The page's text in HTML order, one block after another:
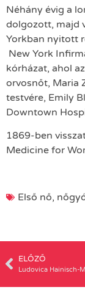
Néhány évig a
dolgozott, majd
Yorkban nyitott
New York
kórházat, ahol
orvosnőt, Maria
testvére, Emily
Downtown
1869-ben
Medicine for
Első nő,
ELŐZŐ
Ludovica Hainisch-